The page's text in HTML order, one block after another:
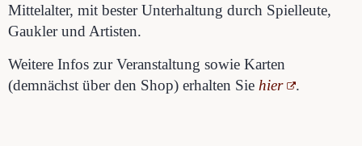
Mittelalter, mit bester Unterhaltung durch Spielleute,
Gaukler und Artisten.
Weitere Infos zur Veranstaltung sowie Karten
(demnächst über den Shop) erhalten Sie hier .